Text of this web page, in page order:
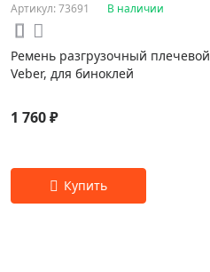
Артикул: 73691 В наличии
Ремень разгрузочный плечевой
Veber, для биноклей
1 760 ₽